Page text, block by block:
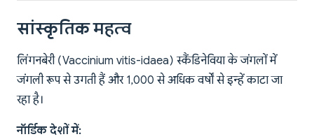
सांस्कृतिक महत्व
लिंगनबेरी (Vaccinium vitis-idaea) स्कैंडिनेविया के जंगलों में
जंगली रूप से उगती हैं और 1,000 से अधिक वर्षों से इन्हें काटा जा
रहा है।
नॉर्डिक देशों में: